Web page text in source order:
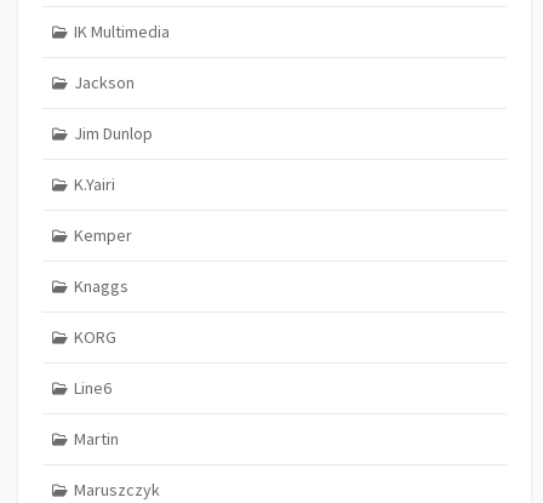
IK Multimedia
Jackson
Jim Dunlop
K.Yairi
Kemper
Knaggs
KORG
Line6
Martin
Maruszczyk